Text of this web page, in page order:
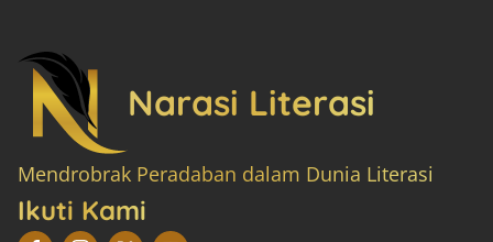
Narasi Literasi
Mendrobrak Peradaban dalam Dunia Literasi
Ikuti Kami